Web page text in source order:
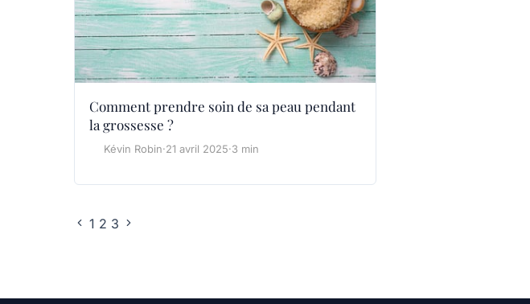
Comment prendre soin de sa peau pendant
la grossesse ?
Kévin Robin·21 avril 2025·3 min
1 2 3